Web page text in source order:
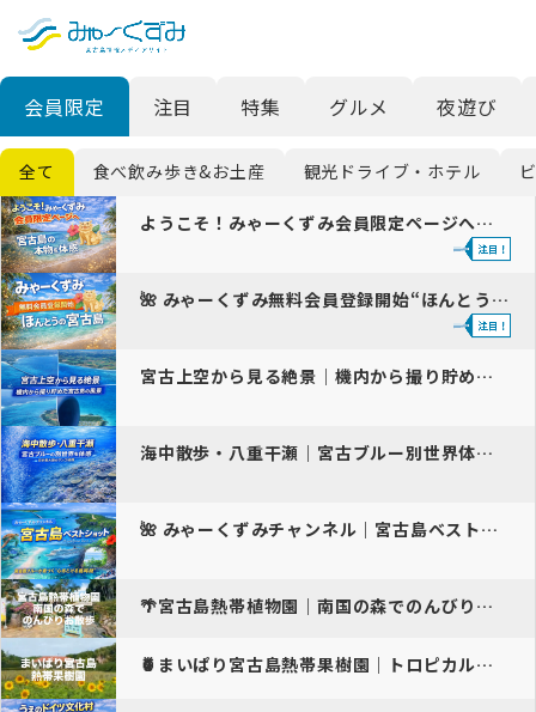
English
会員限定 注目 特集 グルメ 夜遊び
全て 食べ飲み歩き&お土産 観光ドライブ・ホテル
ようこそ！みゃーくずみ会員限定ページへ｜宮古島の本物を体感
🌺 みゃーくずみ無料会員登録開始“ほんとうの宮古島”…
宮古上空から見る絶景｜機内から撮り貯めた宮古島の風景
海中散歩・八重干瀬｜宮古ブルー別世界体感動画完全ガイド宮古島映像
🌺 みゃーくずみチャンネル｜宮古島ベストショット
🌴宮古島熱帯植物園｜南国の森でのんびりお散歩&#x1…
🍍まいぱり宮古島熱帯果樹園｜トロピカルガーデンで癒や…